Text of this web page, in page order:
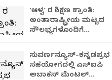
'ಆಳ್ವ' ರ ಶಿಕ್ಷಣ ಕ್ರಾಂತಿ:
ಅಂತಾರಾಷ್ಟ್ರೀಯ ಮಟ್ಟದ
ಸೌಲಭ್ಯಗಳೊಂದಿಗೆ
ಸುವರ್ಣನ್ಯೂಸ್​-ಕನ್ನಡಪ್ರಭ
ಸಹಯೋಗದಲ್ಲಿ ಎಸ್​ಐಪಿ
ಅಬಾಕಸ್ ಮೆಂಟಲ್​